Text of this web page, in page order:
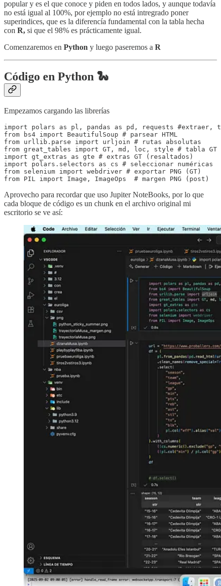
popular y es el que conoce y piden en todos lados, y aunque todavía
no está igual al 100%, por ejemplo no está intregrado poner
superindices, que es la diferencía fundamental con la tabla hecha
con R, si que el 98% es prácticamente igual.
Comenzaremos en Python y luego paseremos a R
Código en Python 🐍
Empezamos cargando las librerías
import polars as pl, pandas as pd, requests #extraer,
from bs4 import BeautifulSoup # parsear HTML
from urllib.parse import urljoin # rutas absolutas
from great_tables import GT, md, loc, style # tabla GT
import gt_extras as gte # extras GT (resaltados)
import polars.selectors as cs # seleccionar numéricas
from selenium import webdriver # exportar PNG (GT)
from PIL import Image, ImageOps  # margen PNG (post)
Aprovecho para recordar que uso Jupiter NoteBooks, por lo que
cada bloque de código es un chunk en el archivo original mi
escritorio se ve así: